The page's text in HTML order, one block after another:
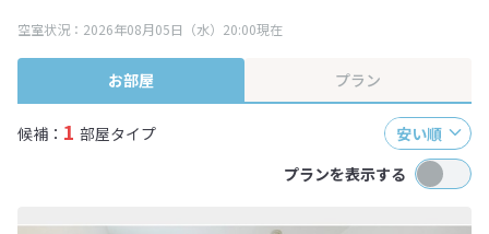
※表示されている旅行代金・プラン内容は一定時間ごとに更新されます。最
終確認画面でご確認ください。
空室状況：2026年08月05日（水）20:00現在
お部屋 プラン
候補： 1 部屋タイプ
安い順
プランを表示する